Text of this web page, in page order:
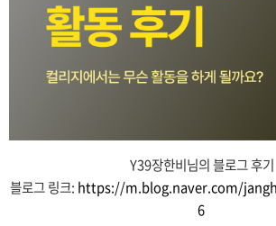
Y39장한비님의 블로그 후기
블로그 링크: https://m.blog.naver.com/
6